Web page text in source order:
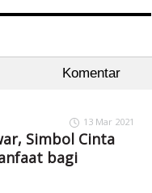
Komentar
13 Mar 2021
Simbol Cinta
bagi